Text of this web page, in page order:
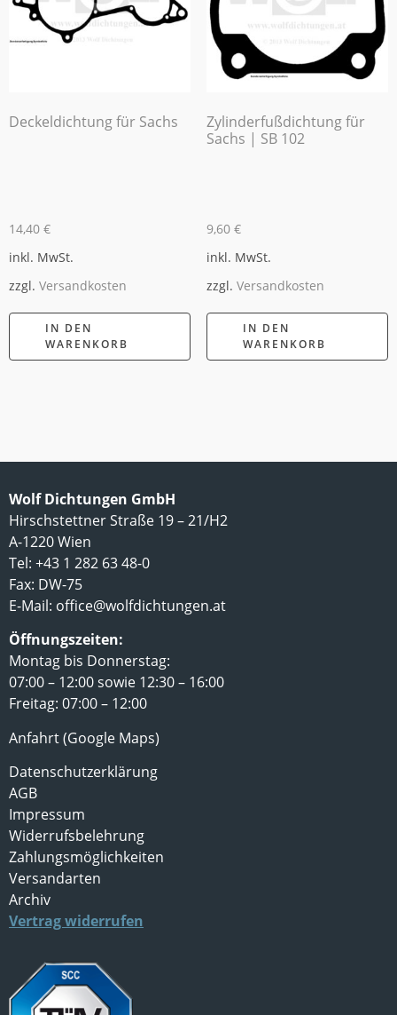
Deckeldichtung für Sachs
14,40 €
inkl. MwSt.
zzgl. Versandkosten
IN DEN
WARENKORB
Zylinderfußdichtung für
Sachs | SB 102
9,60 €
inkl. MwSt.
zzgl. Versandkosten
IN DEN
WARENKORB
Wolf Dichtungen GmbH
Hirschstettner Straße 19 – 21/H2
A-1220 Wien
Tel: +43 1 282 63 48-0
Fax: DW-75
E-Mail: office@wolfdichtungen.at
Öffnungszeiten:
Montag bis Donnerstag:
07:00 – 12:00 sowie 12:30 – 16:00
Freitag: 07:00 – 12:00
Anfahrt (Google Maps)
Datenschutzerklärung
AGB
Impressum
Widerrufsbelehrung
Zahlungsmöglichkeiten
Versandarten
Archiv
Vertrag widerrufen